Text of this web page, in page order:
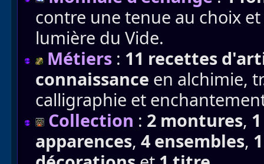
contre une tenue au choix
lumière du Vide.
Métiers : 11 recettes
connaissance en alchimie,
calligraphie et
Collection : 2 montures,
apparences, 4 ensembles,